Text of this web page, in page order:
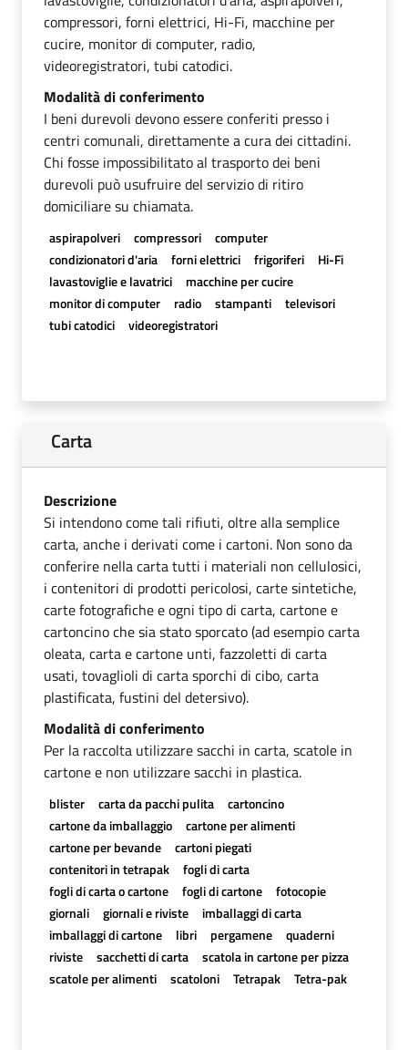
compressori, forni elettrici, Hi-Fi, macchine per
cucire, monitor di computer, radio,
videoregistratori, tubi catodici.
Modalità di conferimento
I beni durevoli devono essere conferiti presso i
centri comunali, direttamente a cura dei cittadini.
Chi fosse impossibilitato al trasporto dei beni
durevoli può usufruire del servizio di ritiro
domiciliare su chiamata.
aspirapolveri compressori
computer
condizionatori d'aria
forni elettrici frigoriferi
Hi-Fi
lavastoviglie e lavatrici
macchine per cucire
monitor di computer
radio stampanti
televisori
tubi catodici
videoregistratori
Carta
Descrizione
Si intendono come tali rifiuti, oltre alla semplice
carta, anche i derivati come i cartoni. Non sono da
conferire nella carta tutti i materiali non cellulosici,
i contenitori di prodotti pericolosi, carte sintetiche,
carte fotografiche e ogni tipo di carta, cartone e
cartoncino che sia stato sporcato (ad esempio carta
oleata, carta e cartone unti, fazzoletti di carta
usati, tovaglioli di carta sporchi di cibo, carta
plastificata, fustini del detersivo).
Modalità di conferimento
Per la raccolta utilizzare sacchi in carta, scatole in
cartone e non utilizzare sacchi in plastica.
blister carta da pacchi pulita
cartoncino
cartone da imballaggio
cartone per alimenti
cartone per bevande
cartoni piegati
contenitori in tetrapak
fogli di carta
fogli di carta o cartone
fogli di cartone
fotocopie
giornali
giornali e riviste
imballaggi di carta
imballaggi di cartone
libri pergamene
quaderni
riviste
sacchetti di carta
scatola in cartone per pizza
scatole per alimenti
scatoloni Tetrapak Tetra-pak